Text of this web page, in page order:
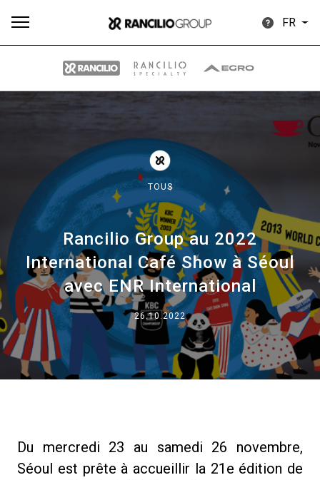
FR
TOUS
Rancilio Group au 2022
International Café Show à Séoul
avec ENR International
26.10.2022
Du mercredi 23 au samedi 26 novembre,
Séoul est prête à accueillir la 21e édition de
Produits Nouvelles
Plus
de
Our brands
Group
News
Nos laboratoires